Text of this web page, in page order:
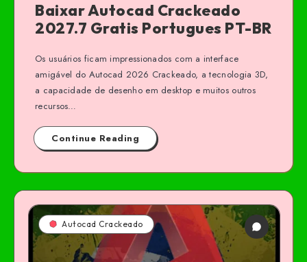
Baixar Autocad Crackeado
2027.7 Gratis Portugues PT-BR
Os usuários ficam impressionados com a interface
amigável do Autocad 2026 Crackeado, a tecnologia 3D,
a capacidade de desenho em desktop e muitos outros
recursos…
Continue Reading
Autocad Crackeado